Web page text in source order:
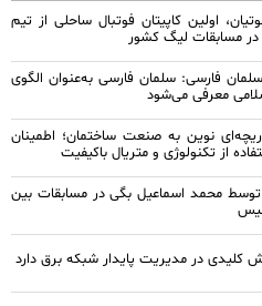
اولین کاپیتان فوتبال ساحلی از تیم
در مسابقات لیگ کشور
فارسی: سلمان فارسی به‌عنوان الگوی
معرفی می‌شود
نوین به صنعت ساختمان؛ اطمینان
از تکنولوژی و متریال باکیفیت
محمد اسماعیل بگی در مسابقات بین
کلیدی در مدیریت پایدار شبکه برق دارد